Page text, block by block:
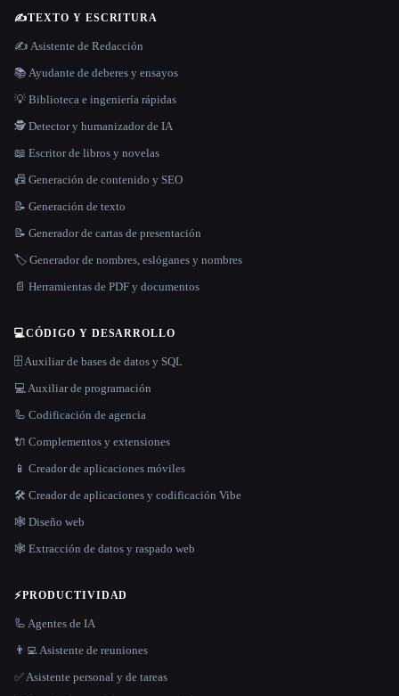
✍️TEXTO Y ESCRITURA
✍️ Asistente de Redacción
📚 Ayudante de deberes y ensayos
💡 Biblioteca e ingeniería rápidas
🕵️ Detector y humanizador de IA
📖 Escritor de libros y novelas
📠 Generación de contenido y SEO
📝 Generación de texto
📝 Generador de cartas de presentación
🏷️ Generador de nombres, eslóganes y nombres
📄 Herramientas de PDF y documentos
💻CÓDIGO Y DESARROLLO
🗄️ Auxiliar de bases de datos y SQL
💻 Auxiliar de programación
🦾 Codificación de agencia
🔌 Complementos y extensiones
📱 Creador de aplicaciones móviles
🛠️ Creador de aplicaciones y codificación Vibe
🕸 Diseño web
🕸️ Extracción de datos y raspado web
⚡PRODUCTIVIDAD
🦾 Agentes de IA
👨‍💻 Asistente de reuniones
✅ Asistente personal y de tareas